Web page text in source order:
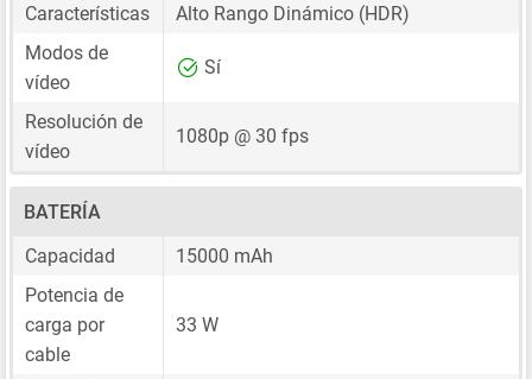
Características
Alto Rango Dinámico (HDR)
Modos de
vídeo
Sí
Resolución de
vídeo
1080p @ 30 fps
BATERÍA
Capacidad
15000 mAh
Potencia de
carga por
cable
33 W